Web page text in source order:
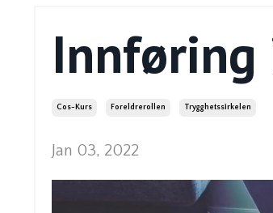
Innføring
Cos-Kurs Foreldrerollen Trygghetssirkelen
Jan 03, 2022